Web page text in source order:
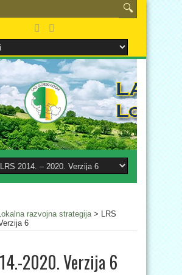
razvojna strategija> LRS
6
2020. Verzija 6